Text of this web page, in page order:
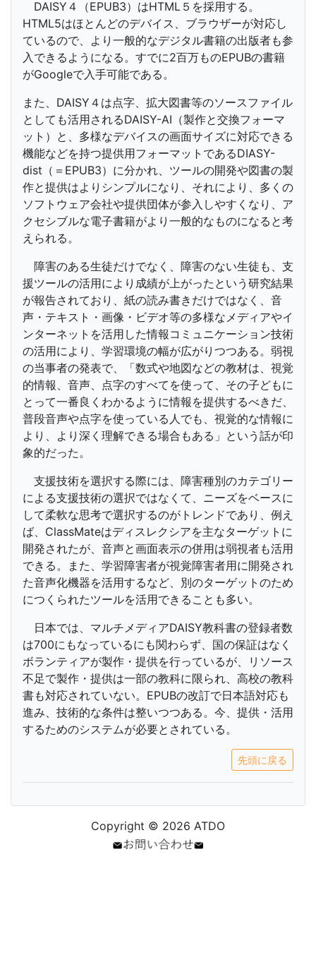
DAISY４（EPUB3）はHTML５を採用する。
HTML5はほとんどのデバイス、ブラウザーが対応し
ているので、より一般的なデジタル書籍の出版者も参
入できるようになる。すでに2百万ものEPUBの書籍
がGoogleで入手可能である。
また、DAISY４は点字、拡大図書等のソースファイル
としても活用されるDAISY-AI（製作と交換フォーマ
ット）と、多様なデバイスの画面サイズに対応できる
機能などを持つ提供用フォーマットであるDIASY-
dist（＝EPUB3）に分かれ、ツールの開発や図書の製
作と提供はよりシンプルになり、それにより、多くの
ソフトウェア会社や提供団体が参入しやすくなり、ア
クセシブルな電子書籍がより一般的なものになると考
えられる。
障害のある生徒だけでなく、障害のない生徒も、支
援ツールの活用により成績が上がったという研究結果
が報告されており、紙の読み書きだけではなく、音
声・テキスト・画像・ビデオ等の多様なメディアやイ
ンターネットを活用した情報コミュニケーション技術
の活用により、学習環境の幅が広がりつつある。弱視
の当事者の発表で、「数式や地図などの教材は、視覚
的情報、音声、点字のすべてを使って、その子どもに
とって一番良くわかるように情報を提供するべきだ、
普段音声や点字を使っている人でも、視覚的な情報に
より、より深く理解できる場合もある」という話が印
象的だった。
支援技術を選択する際には、障害種別のカテゴリー
による支援技術の選択ではなくて、ニーズをベースに
して柔軟な思考で選択するのがトレンドであり、例え
ば、ClassMateはディスレクシアを主なターゲットに
開発されたが、音声と画面表示の併用は弱視者も活用
できる。また、学習障害者が視覚障害者用に開発され
た音声化機器を活用するなど、別のターゲットのため
につくられたツールを活用できることも多い。
日本では、マルチメディアDAISY教科書の登録者数
は700にもなっているにも関わらず、国の保証はなく
ボランティアが製作・提供を行っているが、リソース
不足で製作・提供は一部の教科に限られ、高校の教科
書も対応されていない。EPUBの改訂で日本語対応も
進み、技術的な条件は整いつつある。今、提供・活用
するためのシステムが必要とされている。
先頭に戻る
Copyright © 2026 ATDO